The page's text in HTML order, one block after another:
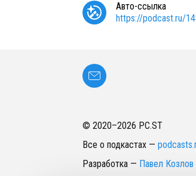
Авто-ссылка
https://podcast.ru/
© 2020–2026 PC.ST
Все о подкастах —
Разработка — Павел Козлов